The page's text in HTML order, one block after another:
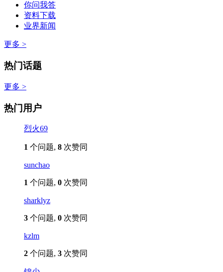
你问我答
资料下载
业界新闻
更多 >
热门话题
更多 >
热门用户
烈火69
1 个问题, 8 次赞同
sunchao
1 个问题, 0 次赞同
sharklyz
3 个问题, 0 次赞同
kzlm
2 个问题, 3 次赞同